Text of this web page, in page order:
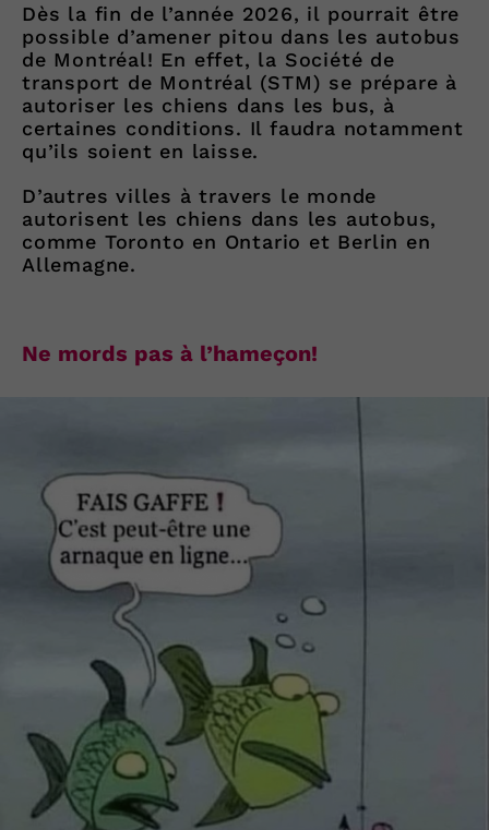
Dès la fin de l’année 2026, il pourrait être
possible d’amener pitou dans les autobus
de Montréal! En effet, la Société de
transport de Montréal (STM) se prépare à
autoriser les chiens dans les bus, à
certaines conditions. Il faudra notamment
qu’ils soient en laisse.
D’autres villes à travers le monde
autorisent les chiens dans les autobus,
comme Toronto en Ontario et Berlin en
Allemagne.
Ne mords pas à l’hameçon!